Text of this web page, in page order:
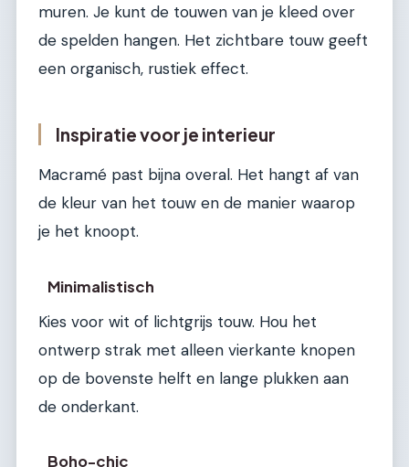
muren. Je kunt de touwen van je kleed over
de spelden hangen. Het zichtbare touw geeft
een organisch, rustiek effect.
Inspiratie voor je interieur
Macramé past bijna overal. Het hangt af van
de kleur van het touw en de manier waarop
je het knoopt.
Minimalistisch
Kies voor wit of lichtgrijs touw. Hou het
ontwerp strak met alleen vierkante knopen
op de bovenste helft en lange plukken aan
de onderkant.
Boho-chic